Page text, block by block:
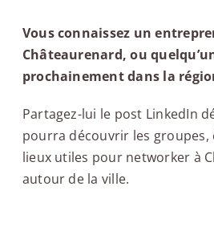
Vous connaissez un
Châteaurenard, ou
prochainement dans la
Partagez-lui le post LinkedIn
pourra découvrir les groupes,
lieux utiles pour networker à
autour de la ville.